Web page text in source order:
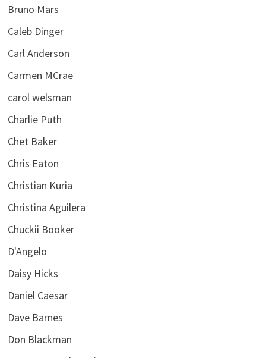
Bruno Mars
Caleb Dinger
Carl Anderson
Carmen MCrae
carol welsman
Charlie Puth
Chet Baker
Chris Eaton
Christian Kuria
Christina Aguilera
Chuckii Booker
D'Angelo
Daisy Hicks
Daniel Caesar
Dave Barnes
Don Blackman